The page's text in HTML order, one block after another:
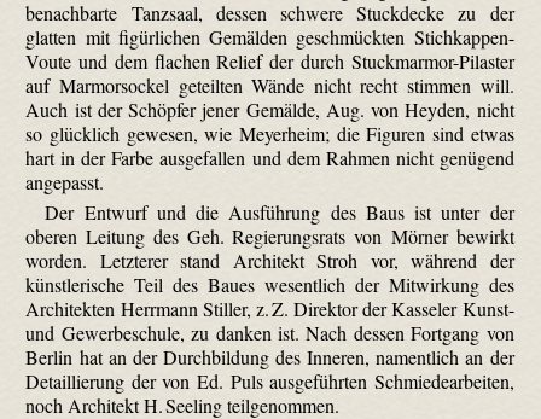
benachbarte Tanzsaal, dessen schwere Stuckdecke zu der
glatten mit figürlichen Gemälden geschmückten Stichkappen-
Voute und dem flachen Relief der durch Stuckmarmor-Pilaster
auf Marmorsockel geteilten Wände nicht recht stimmen will.
Auch ist der Schöpfer jener Gemälde, Aug. von Heyden, nicht
so glücklich gewesen, wie Meyerheim; die Figuren sind etwas
hart in der Farbe ausgefallen und dem Rahmen nicht genügend
angepasst.
Der Entwurf und die Ausführung des Baus ist unter der
oberen Leitung des Geh. Regierungsrats von Mörner bewirkt
worden. Letzterer stand Architekt Stroh vor, während der
künstlerische Teil des Baues wesentlich der Mitwirkung des
Architekten Herrmann Stiller, z. Z. Direktor der Kasseler Kunst-
und Gewerbeschule, zu danken ist. Nach dessen Fortgang von
Berlin hat an der Durch­bildung des Inneren, namentlich an der
Detaillierung der von Ed. Puls ausgeführten Schmiedearbeiten,
noch Architekt H. Seeling teilgenommen.